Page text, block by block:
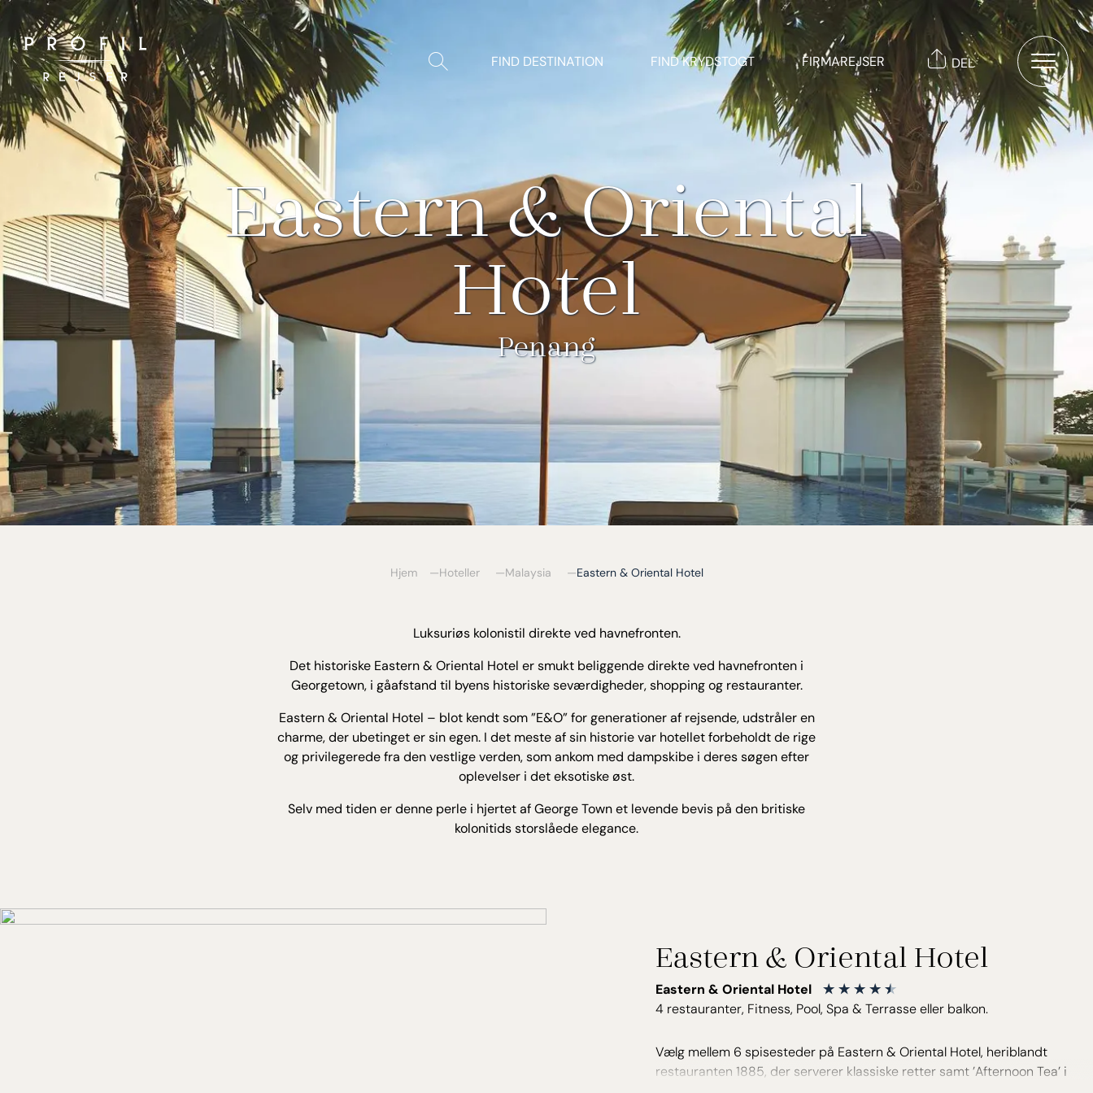
Spring
til
indhold
Vis/Skjul
søgning
FIND DESTINATION FIND KRYDSTOGT FIRMAREJSER DEL
Eastern & Oriental
Hotel
Penang
Hjem Hoteller Malaysia Eastern & Oriental Hotel
Luksuriøs kolonistil direkte ved havnefronten.
Det historiske Eastern & Oriental Hotel er smukt beliggende direkte ved havnefronten i
Georgetown, i gåafstand til byens historiske seværdigheder, shopping og restauranter.
Eastern & Oriental Hotel – blot kendt som ”E&O” for generationer af rejsende, udstråler en
charme, der ubetinget er sin egen. I det meste af sin historie var hotellet forbeholdt de rige
og privilegerede fra den vestlige verden, som ankom med dampskibe i deres søgen efter
oplevelser i det eksotiske øst.
Selv med tiden er denne perle i hjertet af George Town et levende bevis på den britiske
kolonitids storslåede elegance.
Eastern & Oriental Hotel
Eastern & Oriental Hotel
4 restauranter, Fitness, Pool, Spa & Terrasse eller balkon.
Vælg mellem 6 spisesteder på Eastern & Oriental Hotel, heriblandt
restauranten 1885, der serverer klassiske retter samt ’Afternoon Tea’ i